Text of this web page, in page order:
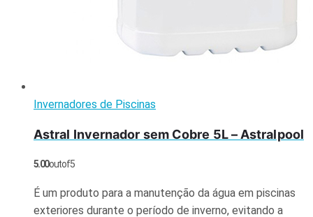
Invernadores de Piscinas
Astral Invernador sem Cobre 5L – Astralpool
5.00out of 5
É um produto para a manutenção da água em piscinas
exteriores durante o período de inverno, evitando a